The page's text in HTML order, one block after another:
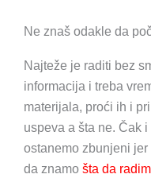
Ne znaš odakle da
Najteže je raditi bez
informacija i treba
materijala, proći ih i
uspeva a šta ne. Čak
ostanemo zbunjeni
da znamo šta da